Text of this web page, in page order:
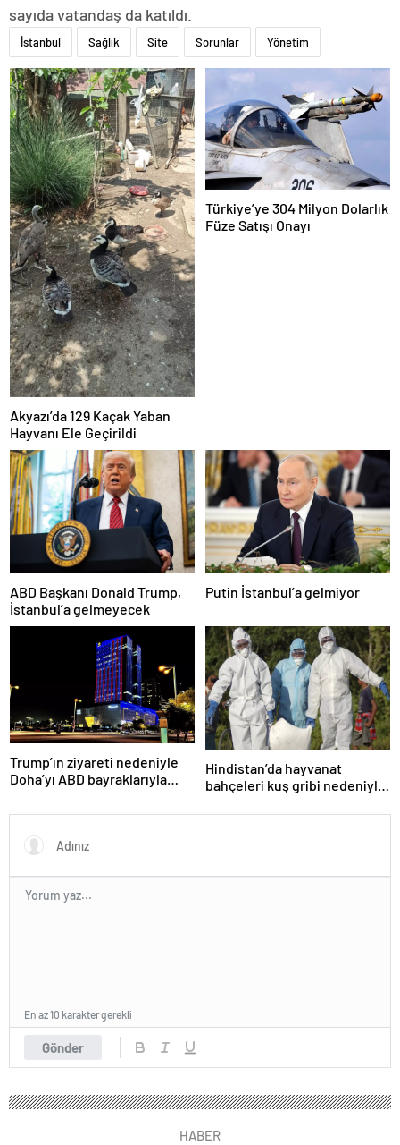
sayıda vatandaş da katıldı.
İstanbul Sağlık Site Sorunlar Yönetim
Akyazı’da 129 Kaçak Yaban
Hayvanı Ele Geçirildi
Türkiye’ye 304 Milyon Dolarlık
Füze Satışı Onayı
ABD Başkanı Donald Trump,
İstanbul’a gelmeyecek
Putin İstanbul’a gelmiyor
Trump’ın ziyareti nedeniyle
Doha’yı ABD bayraklarıyla
Hindistan’da hayvanat
bahçeleri kuş gribi nedeniyle
Gönder
En az 10 karakter gerekli
HABER